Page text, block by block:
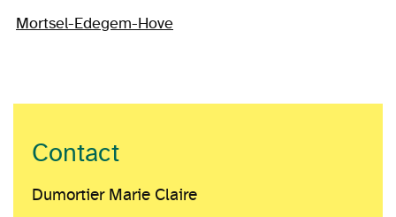
Mortsel-Edegem-Hove
Contact
Dumortier Marie Claire